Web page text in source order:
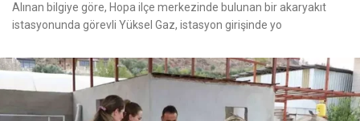
Alınan bilgiye göre, Hopa ilçe merkezinde bulunan bir akaryakıt
istasyonunda görevli Yüksel Gaz, istasyon girişinde yo